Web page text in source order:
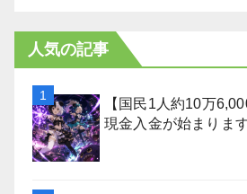
人気の記事
【国民1人約10万
現金入金が始まります